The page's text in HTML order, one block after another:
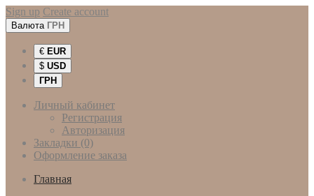
Sign up Create account
Валюта ГРН
€ EUR
$ USD
ГРН
Личный кабинет
Регистрация
Авторизация
Закладки (0)
Оформление заказа
Главная